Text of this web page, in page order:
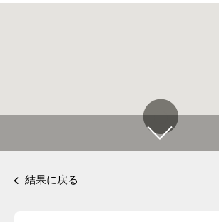
結果に戻る